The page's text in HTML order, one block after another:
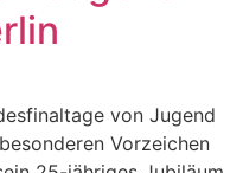
von Jugend
Vorze­ichen